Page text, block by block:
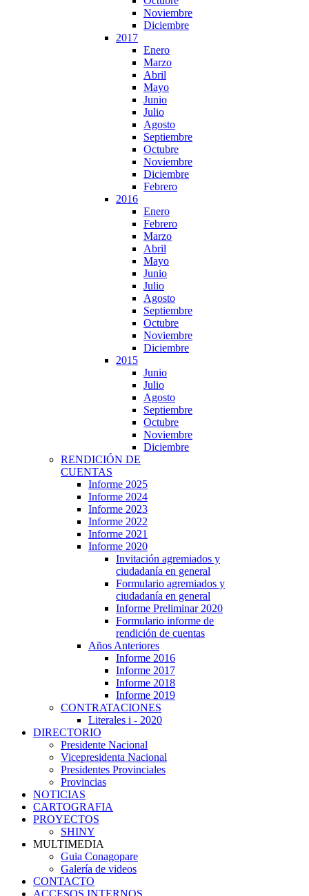
Noviembre
Diciembre
2017
Enero
Marzo
Abril
Mayo
Junio
Julio
Agosto
Septiembre
Octubre
Noviembre
Diciembre
Febrero
2016
Enero
Febrero
Marzo
Abril
Mayo
Junio
Julio
Agosto
Septiembre
Octubre
Noviembre
Diciembre
2015
Junio
Julio
Agosto
Septiembre
Octubre
Noviembre
Diciembre
RENDICIÓN DE
CUENTAS
Informe 2025
Informe 2024
Informe 2023
Informe 2022
Informe 2021
Informe 2020
Invitación agremiados y
ciudadanía en general
Formulario agremiados y
ciudadanía en general
Informe Preliminar 2020
Formulario informe de
rendición de cuentas
Años Anteriores
Informe 2016
Informe 2017
Informe 2018
Informe 2019
CONTRATACIONES
Literales i - 2020
DIRECTORIO
Presidente Nacional
Vicepresidenta Nacional
Presidentes Provinciales
Provincias
NOTICIAS
CARTOGRAFIA
PROYECTOS
SHINY
MULTIMEDIA
Guia Conagopare
Galería de videos
CONTACTO
ACCESOS INTERNOS